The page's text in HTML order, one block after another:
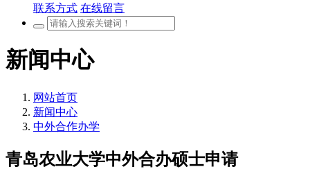
联系方式 在线留言
新闻中心
网站首页
新闻中心
中外合作办学
青岛农业大学中外合办硕士申请